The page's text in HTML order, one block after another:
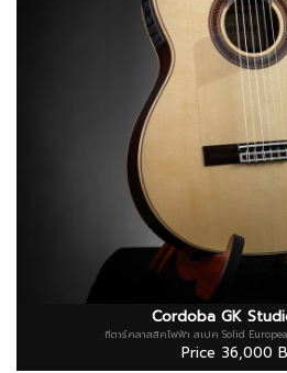
Cordoba GK
กีตาร์คลาสสิคไฟฟ้า สเปค Solid
Price 36,000